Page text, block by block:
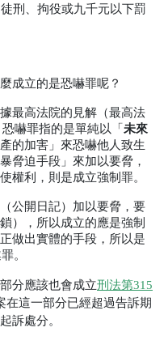
刑、拘役或九千元以下罰
成立的是恐嚇罪呢？
最高法院的見解（最高法
嚇罪指的是單純以「 未來
的加害」來恐嚇他人致生
脅迫手段」來加以要脅，
權利，則是成立強制罪。
公開日記）加以要脅，要
），所以成立的應是強制
做出實體的手段，所以是
。
分應該也會成立刑法第315
在這一部分已經超過告訴期
訴處分。